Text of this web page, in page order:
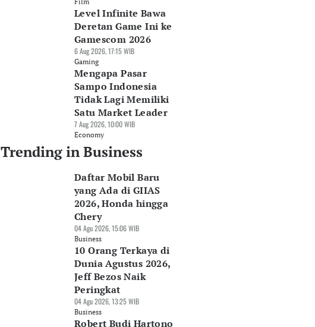
Level Infinite Bawa
Deretan Game Ini ke
Gamescom 2026
6 Aug 2026, 17:15 WIB
Gaming
Mengapa Pasar
Sampo Indonesia
Tidak Lagi Memiliki
Satu Market Leader
7 Aug 2026, 10:00 WIB
Economy
Trending in Business
Daftar Mobil Baru
yang Ada di GIIAS
2026, Honda hingga
Chery
04 Agu 2026, 15:06 WIB
Business
10 Orang Terkaya di
Dunia Agustus 2026,
Jeff Bezos Naik
Peringkat
04 Agu 2026, 13:25 WIB
Business
Robert Budi Hartono